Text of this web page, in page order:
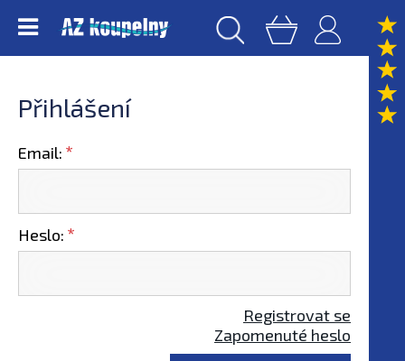
Přihlášení
Email:
Heslo:
Registrovat se
Zapomenuté heslo